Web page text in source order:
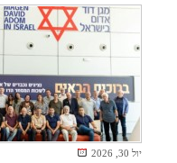
יול 30, 2026